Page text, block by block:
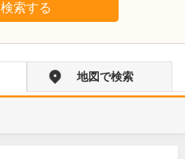
検索する
地図で検索